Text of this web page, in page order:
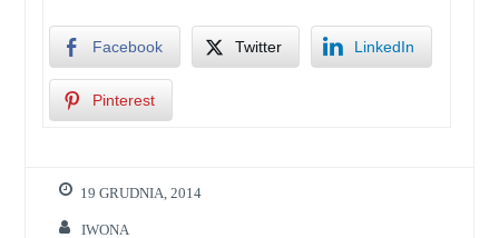
Facebook Twitter LinkedIn
Pinterest
19 GRUDNIA, 2014
IWONA